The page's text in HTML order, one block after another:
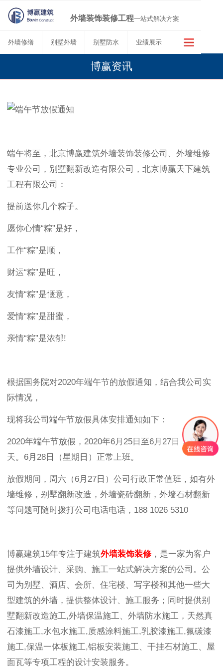
外墙装饰装修工程一站式解决方案
外墙修缮 别墅外墙 别墅防水 业绩展示
博赢资讯
端午将至，北京博赢建筑外墙装饰装修公司、外墙维修
专业公司，别墅翻新改造有限公司，北京博赢天下建筑
工程有限公司：
提前送你几个粽子。
愿你心情“粽”是好，
工作“粽”是顺，
财运“粽”是旺，
友情“粽”是惬意，
爱情“粽”是甜蜜，
亲情“粽”是浓郁!
根据国务院对2020年端午节的放假通知，结合我公司实
际情况，
现将我公司端午节放假具体安排通知如下：
2020年端午节放假，2020年6月25日至6月27日，共3
天。6月28日（星期日）正常上班。
放假期间，周六（6月27日） 公司行政正常值班，如有外
墙维修，别墅翻新改造，外墙瓷砖翻新，外墙石材翻新
等问题可随时拨打公司电话电话，188 1026 5310
博赢建筑15年专注于建筑外墙装饰装修，是一家为客户
提供外墙设计、采购、施工一站式解决方案的公司。公
司为别墅、酒店、会所、住宅楼、写字楼和其他一些大
型建筑的外墙，提供整体设计、施工服务；同时提供别
墅翻新改造施工,外墙保温施工、外墙防水施工，天然真
石漆施工,水包水施工,质感涂料施工,乳胶漆施工,氟碳漆
施工,保温一体板施工,铝板安装施工、干挂石材施工、屋
面瓦等专项工程的设计安装服务。